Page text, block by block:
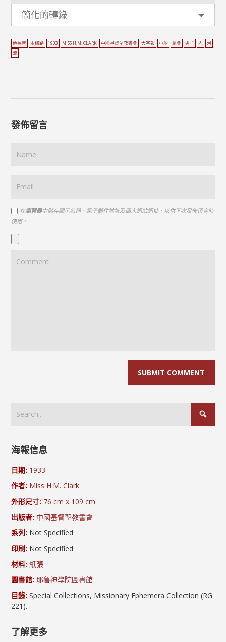
簡化的轉錄
傳福音 兩條路 1933 MISS H.M. CLARK 中國基督聖教書會 大字報 小船 聚會 男子 人
河
流
發佈留言
在瀏覽器中儲存顯示名稱、電子郵件地址及個人網站網址，以供下次發佈留言時
使用。
海報信息
日期: 1933
作者: Miss H.M. Clark
外形尺寸: 76 cm x 109 cm
出版者: 中國基督聖教書會
系列: Not Specified
印刷: Not Specified
材料: 紙張
圖書館: 耶魯神學院圖書館
目錄: Special Collections, Missionary Ephemera Collection (RG
221).
了解更多